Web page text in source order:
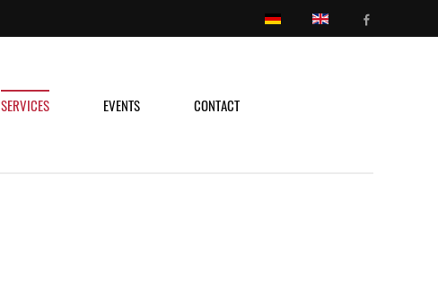
SERVICES EVENTS CONTACT